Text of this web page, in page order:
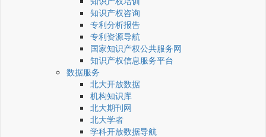
知识产权咨询
专利分析报告
专利资源导航
国家知识产权公共服务网
知识产权信息服务平台
数据服务
北大开放数据
机构知识库
北大期刊网
北大学者
学科开放数据导航